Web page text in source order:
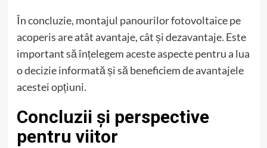
În concluzie, montajul panourilor fotovoltaice pe
acoperis are atât avantaje, cât și dezavantaje. Este
important să înțelegem aceste aspecte pentru a lua
o decizie informată și să beneficiem de avantajele
acestei opțiuni.
Concluzii și perspective
pentru viitor